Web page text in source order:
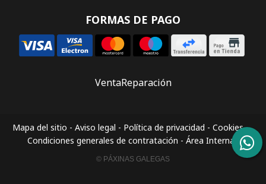
FORMAS DE PAGO
VentaReparación
Mapa del sitio - Aviso legal - Política de privacidad - Cookies-
Condiciones generales de contratación - Área Interna
© PÁXINAS GALEGAS